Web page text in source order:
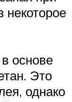
некоторое
основе
Это
однако